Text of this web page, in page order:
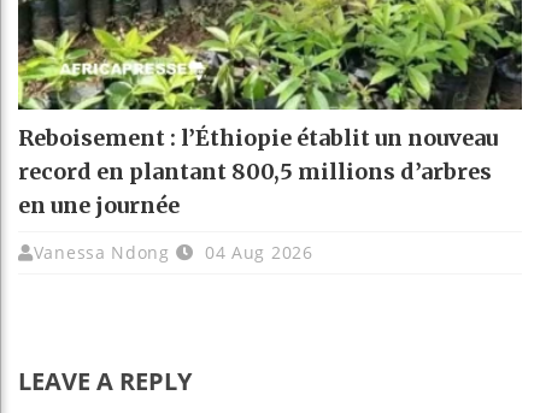
Reboisement : l’Éthiopie établit un nouveau
record en plantant 800,5 millions d’arbres
en une journée
Vanessa Ndong 04 Aug 2026
LEAVE A REPLY